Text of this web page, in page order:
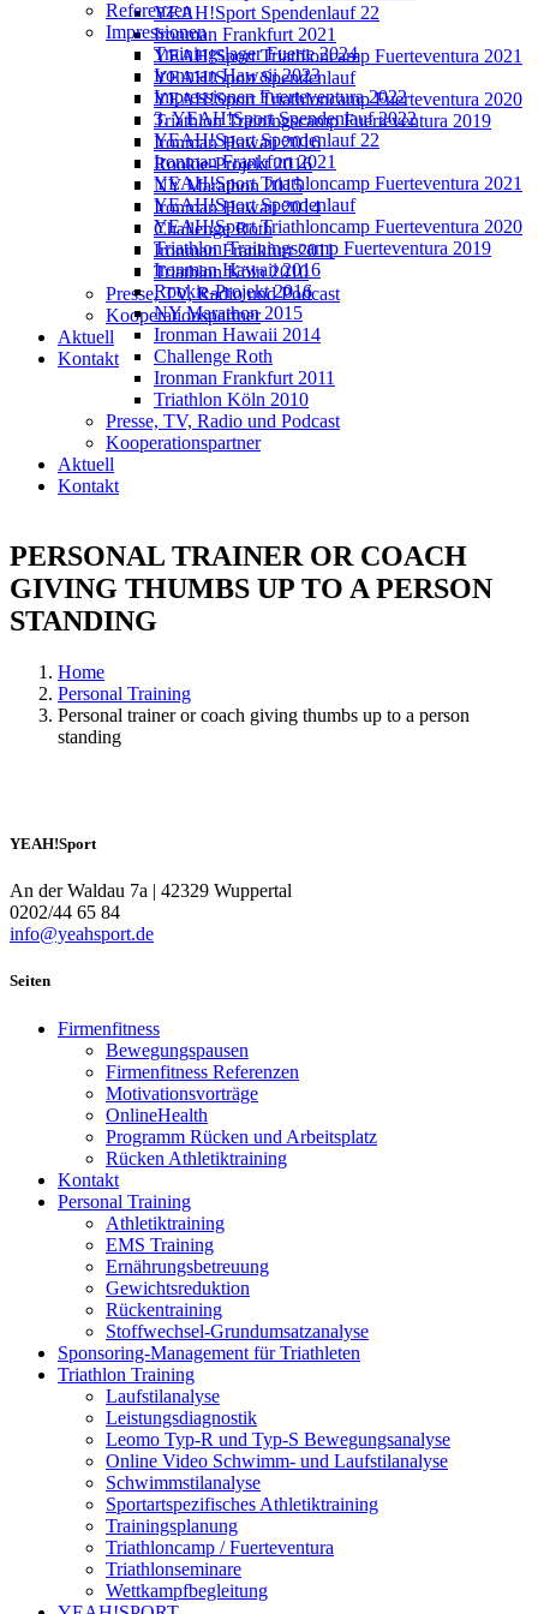
YEAH!Sport Spendenlauf 22
Ironman Frankfurt 2021
YEAH!Sport Triathloncamp Fuerteventura 2021
YEAH!Sport Spendenlauf
YEAH!Sport Triathloncamp Fuerteventura 2020
Triathlon Trainingscamp Fuerteventura 2019
Ironman Hawaii 2016
Rookie-Projekt 2016
NY Marathon 2015
Ironman Hawaii 2014
Challenge Roth
Ironman Frankfurt 2011
Triathlon Köln 2010
Presse, TV, Radio und Podcast
Kooperationspartner
Aktuell
Kontakt
Referenzen
Impressionen
Trainingslager Fuerte 2024
Ironman Hawaii 2023
Impressionen Fuerteventura 2022
3. YEAH!Sport Spendenlauf 2022
YEAH!Sport Spendenlauf 22
Ironman Frankfurt 2021
YEAH!Sport Triathloncamp Fuerteventura 2021
YEAH!Sport Spendenlauf
YEAH!Sport Triathloncamp Fuerteventura 2020
Triathlon Trainingscamp Fuerteventura 2019
Ironman Hawaii 2016
Rookie-Projekt 2016
NY Marathon 2015
Ironman Hawaii 2014
Challenge Roth
Ironman Frankfurt 2011
Triathlon Köln 2010
Presse, TV, Radio und Podcast
Kooperationspartner
Aktuell
Kontakt
PERSONAL TRAINER OR COACH
GIVING THUMBS UP TO A PERSON
STANDING
Home
Personal Training
Personal trainer or coach giving thumbs up to a person
standing
YEAH!Sport
An der Waldau 7a | 42329 Wuppertal
0202/44 65 84
info@yeahsport.de
Seiten
Firmenfitness
Bewegungspausen
Firmenfitness Referenzen
Motivationsvorträge
OnlineHealth
Programm Rücken und Arbeitsplatz
Rücken Athletiktraining
Kontakt
Personal Training
Athletiktraining
EMS Training
Ernährungsbetreuung
Gewichtsreduktion
Rückentraining
Stoffwechsel-Grundumsatzanalyse
Sponsoring-Management für Triathleten
Triathlon Training
Laufstilanalyse
Leistungsdiagnostik
Leomo Typ-R und Typ-S Bewegungsanalyse
Online Video Schwimm- und Laufstilanalyse
Schwimmstilanalyse
Sportartspezifisches Athletiktraining
Trainingsplanung
Triathloncamp / Fuerteventura
Triathlonseminare
Wettkampfbegleitung